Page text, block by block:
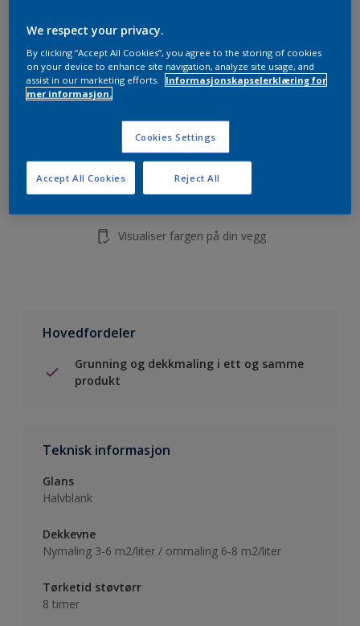
10L
Finn en forhandler
Visualiser fargen på din vegg
Hovedfordeler
Grunning og dekkmaling i ett og samme
produkt
Teknisk informasjon
Glans
Halvblank
Dekkevne
Nymaling 3-6 m2/liter / ommaling 6-8 m2/liter
Tørketid støvtørr
8 timer
We respect your privacy.
By clicking “Accept All Cookies”, you agree to the storing of cookies
on your device to enhance site navigation, analyze site usage, and
assist in our marketing efforts.
Informasjonskapselerklæring for
mer informasjon.
Cookies Settings
Reject All
Accept All Cookies